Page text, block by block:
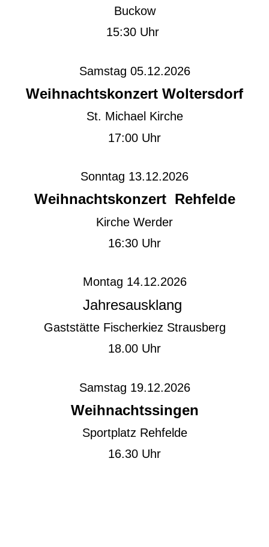
Buckow
15:30 Uhr
Samstag 05.12.2026
Weihnachtskonzert Woltersdorf
St. Michael Kirche
17:00 Uhr
Sonntag 13.12.2026
Weihnachtskonzert Rehfelde
Kirche Werder
16:30 Uhr
Montag 14.12.2026
Jahresausklang
Gaststätte Fischerkiez Strausberg
18.00 Uhr
Samstag 19.12.2026
Weihnachtssingen
Sportplatz Rehfelde
16.30 Uhr